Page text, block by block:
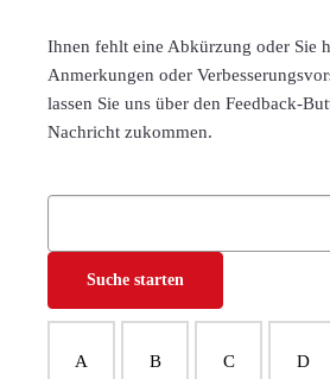
Ihnen fehlt eine Abkürzung oder Sie
Anmerkungen oder
lassen Sie uns über den Feedback-
Nachricht zukommen.
A B C D